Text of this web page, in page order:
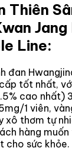
Thiên
Line:
đan
tốt nhất,
cao nhất)
1 viên,
xô thơm tự
hàng
cho sức khỏe.